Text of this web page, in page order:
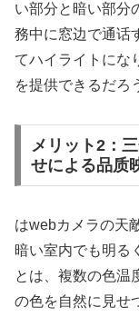
い部分と暗い部分
務中に窓边で通话
てハイライトにな
を提供できるだろ
メリット2：
せによる品质
はwebカメラの天
暗い室内でも明る
とは、複数の色温
の色を自然に見せ